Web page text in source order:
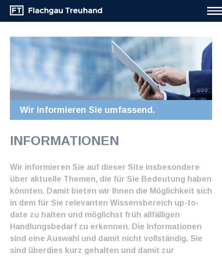
Wir informieren Sie umfassend.
INFORMATIONEN
Wir informieren Sie auf dieser Site insbesondere
über aktuelle Themen, die für Sie Bedeutung haben
könnten. Damit bieten wir Ihnen die Möglichkeit sich
in dem für Sie relevanten Wissensbereich up-to-
date zu halten und möglichst früh allfälligen
Handlungsbedarf zu erkennen. Die Informationen
sind eine Auswahl und damit nicht vollständig. Sie
sind überdies kurz gehalten und damit zur